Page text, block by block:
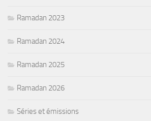
Ramadan 2023
Ramadan 2024
Ramadan 2025
Ramadan 2026
Séries et émissions